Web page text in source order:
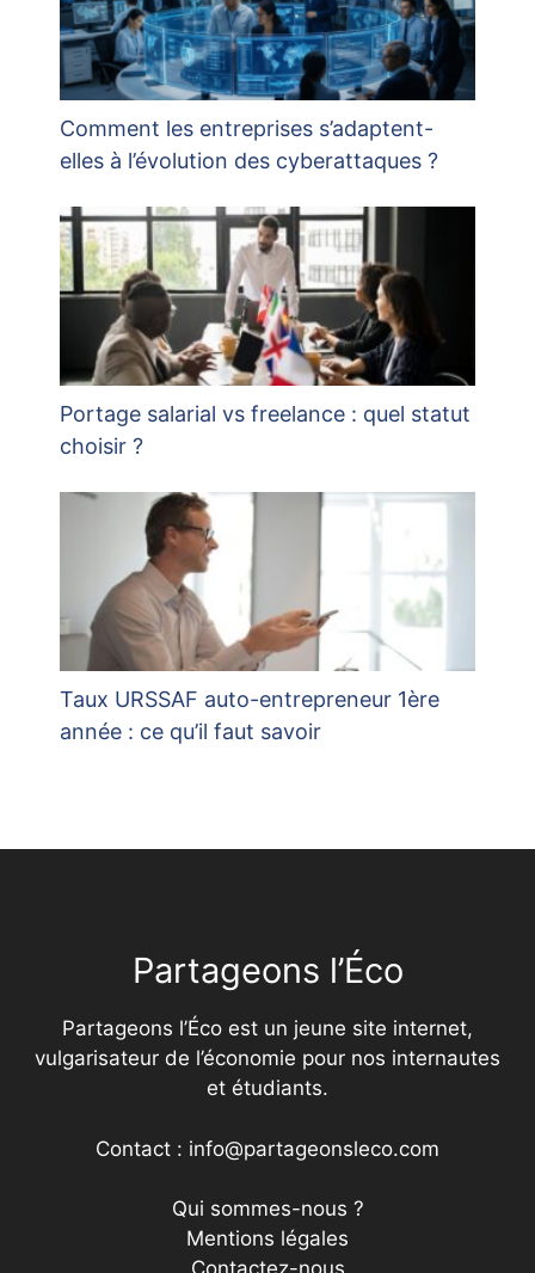
Comment les entreprises s’adaptent-
elles à l’évolution des cyberattaques ?
Portage salarial vs freelance : quel statut
choisir ?
Taux URSSAF auto-entrepreneur 1ère
année : ce qu’il faut savoir
Partageons l’Éco
Partageons l’Éco est un jeune site internet,
vulgarisateur de l’économie pour nos internautes
et étudiants.
Contact : info@partageonsleco.com
Qui sommes-nous ?
Mentions légales